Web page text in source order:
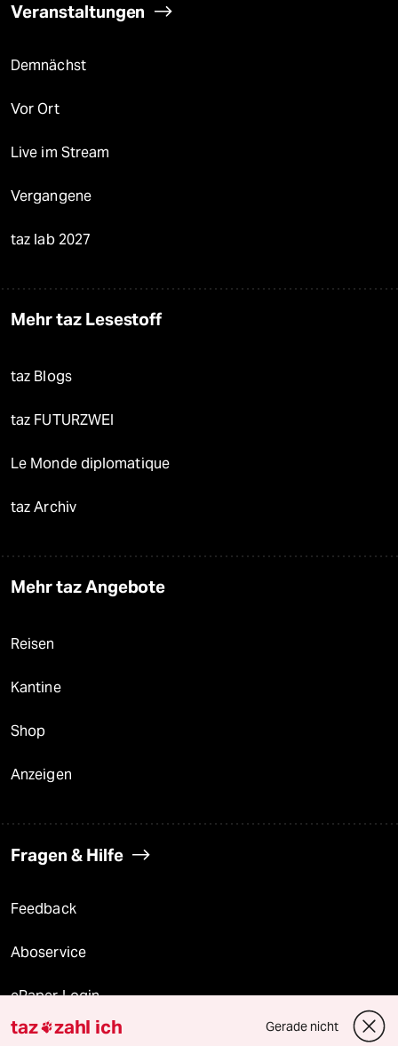
Veranstaltungen
Demnächst
Vor Ort
Live im Stream
Vergangene
taz lab 2027
Mehr taz Lesestoff
taz Blogs
taz FUTURZWEI
Le Monde diplomatique
taz Archiv
Mehr taz Angebote
Reisen
Kantine
Shop
Anzeigen
Fragen & Hilfe
Feedback
Aboservice
ePaper Login
Downloads für Abonnierende
taz zahl ich Gerade nicht